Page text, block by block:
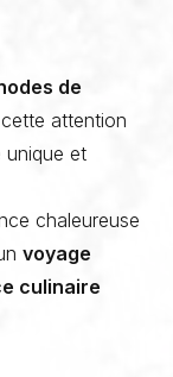
de
attention
unique et
chaleureuse
voyage
culinaire